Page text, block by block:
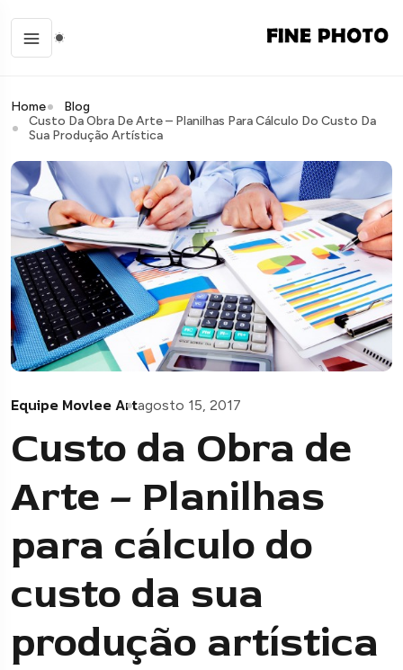
Home
Blog
Custo Da Obra De Arte – Planilhas Para Cálculo Do Custo Da
Sua Produção Artística
Equipe Movlee Artagosto 15, 2017
Custo da Obra de
Arte – Planilhas
para cálculo do
custo da sua
produção artística